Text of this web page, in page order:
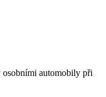
automobily při